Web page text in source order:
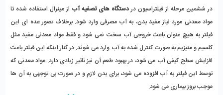
در ششمین مرحله از فیلتراسیون دردستگاه های تصفیه آب از مینرال استفاده شده تا
مواد معدنی مورد نیاز مفید بدن، به آب مصرفی وارد شود. برخلاف تصور عده ای این
فیلتر به هیچ عنوان باعث خروجی آب سخت نمی شود و فقط مواد معدنی مفید مثل
کلسیم و منیزیم به صورت کنترل شده به آب وارد می شوند. در کنار اینکه این فیلتر باعث
افزایش سطح کیفی آب می شود، در بهبود طعم آن نیز تاثیر زیادی دارد. مواد معدنی که
توسط این فیلتر به آب افزوده می شود، برای بدن لازم و در صورت بی توجهی به آن ها
موجب بروز بیماری می شود.